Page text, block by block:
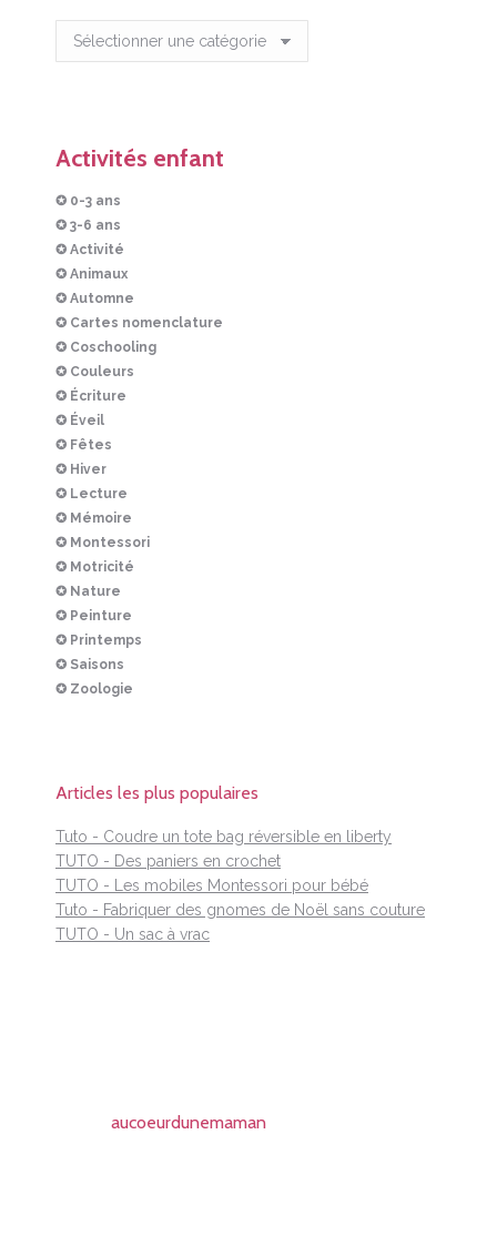
Articles
Activités enfant
✪ 0-3 ans
✪ 3-6 ans
✪ Activité
✪ Animaux
✪ Automne
✪ Cartes nomenclature
✪ Coschooling
✪ Couleurs
✪ Écriture
✪ Éveil
✪ Fêtes
✪ Hiver
✪ Lecture
✪ Mémoire
✪ Montessori
✪ Motricité
✪ Nature
✪ Peinture
✪ Printemps
✪ Saisons
✪ Zoologie
Articles les plus populaires
Tuto - Coudre un tote bag réversible en liberty
TUTO - Des paniers en crochet
TUTO - Les mobiles Montessori pour bébé
Tuto - Fabriquer des gnomes de Noël sans couture
TUTO - Un sac à vrac
aucoeurdunemaman